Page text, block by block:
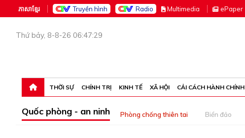
ភាសាខ្មែរ Truyền hình Radio Multimedia ePaper
Thứ bảy, 8-8-26 06:47:29
THỜI SỰ CHÍNH TRỊ KINH TẾ XÃ HỘI CẢI CÁCH HÀNH CHÍNH
Quốc phòng - an ninh Phòng chống thiên tai Biển đảo